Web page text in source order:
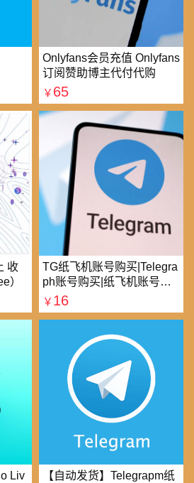
Onlyfans会员充值 Onlyfans
订阅赞助博主代付代购
￥ 65
收
）
TG纸飞机账号购买|Telegra
ph账号购买|纸飞机账号购
买|电报账号购买
￥ 16
Liv
【自动发货】Telegrapm纸